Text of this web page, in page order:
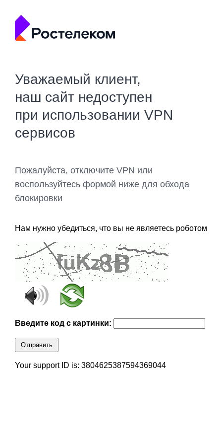
Уважаемый клиент,
наш сайт недоступен
при использовании VPN
сервисов
Пожалуйста, отключите VPN или
воспользуйтесь формой ниже для обхода
блокировки
Нам нужно убедиться, что вы не являетесь роботом
Введите код с картинки:
Отправить
Your support ID is: 3804625387594369044